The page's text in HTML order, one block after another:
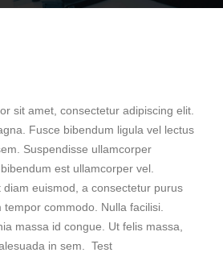
sit amet, consectetur adipiscing elit.
Fusce bibendum ligula vel lectus
Suspendisse ullamcorper
est ullamcorper vel.
euismod, a consectetur purus
commodo. Nulla facilisi.
massa id congue. Ut felis massa,
in sem. Test